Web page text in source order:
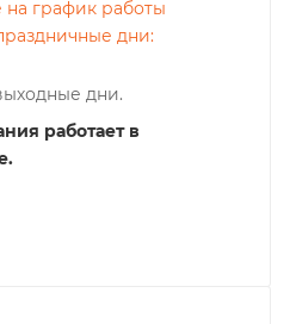
график работы
дни:
дни.
работает в